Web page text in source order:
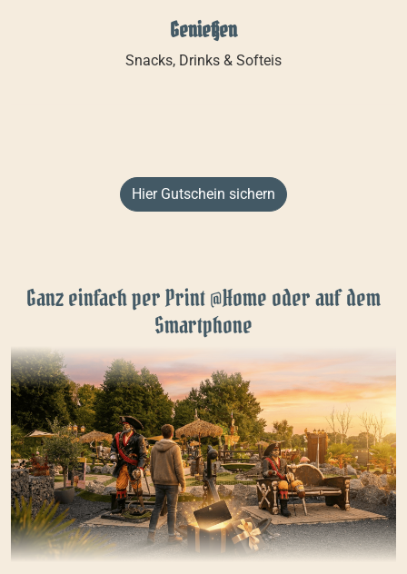
Genießen
Snacks, Drinks & Softeis
Hier Gutschein sichern
Ganz einfach per Print @Home oder auf dem
Smartphone